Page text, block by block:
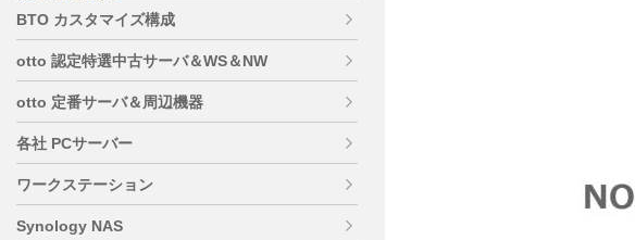
BTO カスタマイズ構成
otto 認定特選中古サーバ＆WS＆NW
otto 定番サーバ＆周辺機器
各社 PCサーバー
ワークステーション
Synology NAS